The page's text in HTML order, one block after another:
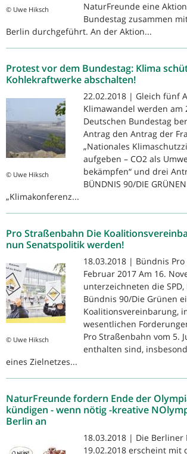
© Uwe Hiksch
NaturFreunde eine
Bundestag zusammen
Berlin durchgeführt. An der Aktion...
Protest vor dem Bundestag: Klima
Kohlekraftwerke abschalten!
© Uwe Hiksch
22.02.2018 | Gleich fünf
Klimawandel werden am
Deutschen Bundestag
Antrag den Antrag der
„Nationales
aufgeben – CO2 als
bekämpfen“ und drei
BÜNDNIS 90/DIE
„Klimakonferenz...
Pro Straßenbahn Die
nun Senatspolitik werden!
© Uwe Hiksch
18.03.2018 | Bündnis
Februar 2017 Am 16.
unterzeichneten die SPD,
Bündnis 90/Die Grünen
Koalitionsvereinbarung,
wesentlichen
Pro Straßenbahn vom 5.
enthalten sind,
eines Zielnetzes...
NaturFreunde fordern Ende der
kündigen - wenn nötig -kreative
Berlin an
18.03.2018 | Die Berliner
19.02.2018 erscheint mit